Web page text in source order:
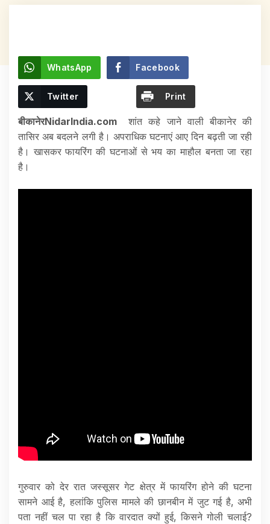
WhatsApp Facebook
Twitter Print
बीकानेरNidarIndia.com
शांत कहे जाने वाली बीकानेर की
तासिर अब बदलने लगी है। अपराधिक घटनाएं आए दिन बढ़ती जा रही
है। खासकर फायरिंग की घटनाओं से भय का माहौल बनता जा रहा
है।
गुरुवार को देर रात जस्सूसर गेट क्षेत्र में फायरिंग होने की घटना
सामने आई है, हलांकि पुलिस मामले की छानबीन में जुट गई है, अभी
पता नहीं चल पा रहा है कि वारदात क्यों हुई, किसने गोली चलाई?